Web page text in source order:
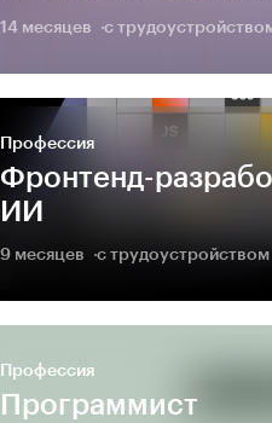
14 месяцев с
Профессия
Фронтенд-
ИИ
9 месяцев с трудоустройством
Профессия
Программист